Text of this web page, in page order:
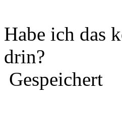
Habe ich das
drin?
Gespeichert